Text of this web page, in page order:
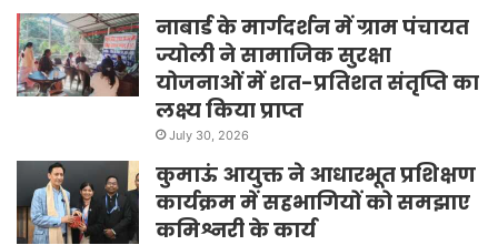
नाबार्ड के मार्गदर्शन में ग्राम पंचायत
ज्योली ने सामाजिक सुरक्षा
योजनाओं में शत-प्रतिशत संतृप्ति का
लक्ष्य किया प्राप्त
July 30, 2026
कुमाऊं आयुक्त ने आधारभूत प्रशिक्षण
कार्यक्रम में सहभागियों को समझाए
कमिश्नरी के कार्य